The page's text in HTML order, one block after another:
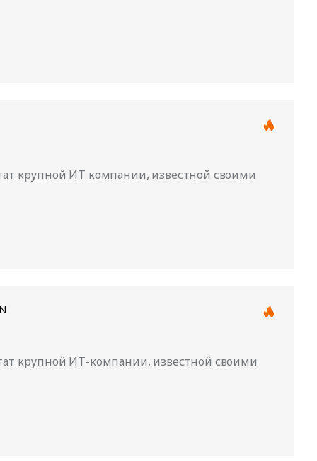
крупной ИТ компании, известной своими
крупной ИТ-компании, известной своими